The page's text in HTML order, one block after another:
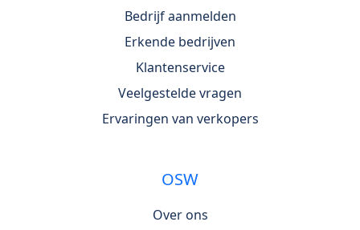
Bedrijf aanmelden
Erkende bedrijven
Klantenservice
Veelgestelde vragen
Ervaringen van verkopers
OSW
Over ons